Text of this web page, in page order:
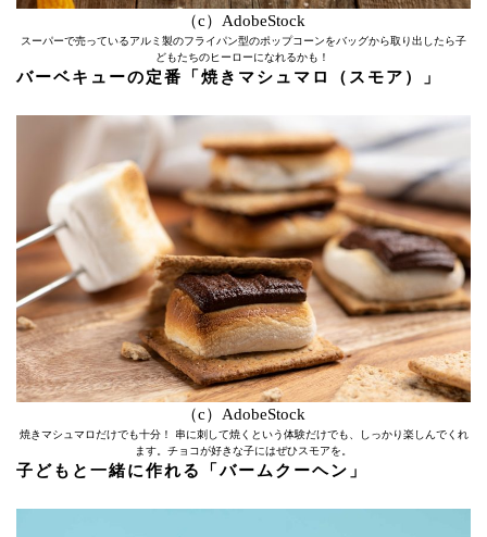
（c）AdobeStock
スーパーで売っているアルミ製のフライパン型のポップコーンをバッグから取り出したら子
どもたちのヒーローになれるかも！
バーベキューの定番「焼きマシュマロ（スモア）」
（c）AdobeStock
焼きマシュマロだけでも十分！ 串に刺して焼くという体験だけでも、しっかり楽しんでくれ
ます。チョコが好きな子にはぜひスモアを。
子どもと一緒に作れる「バームクーヘン」